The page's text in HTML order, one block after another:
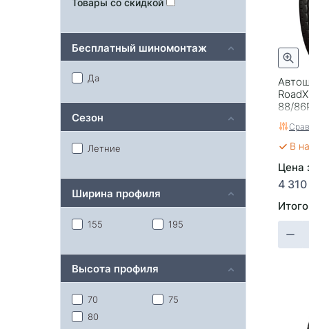
88/
В
Цена
4
Бесплатный шиномонтаж
Да
Сезон
Летние
Ширина профиля
155 195
Высота профиля
70
75
80